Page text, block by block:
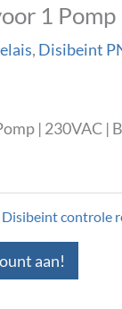
1
, Disibeint
| 230VAC |
Disibeint controle
aan!